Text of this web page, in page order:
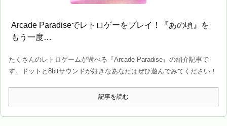
Arcade Paradiseでレトロゲーをプレイ！『あの頃』を
もう一度…
たくさんのレトロゲームが遊べる『Arcade Paradise』の紹介記事で
す。ドットと8bitサウンドが好きなあなたはぜひ遊んでみてください！
記事を読む